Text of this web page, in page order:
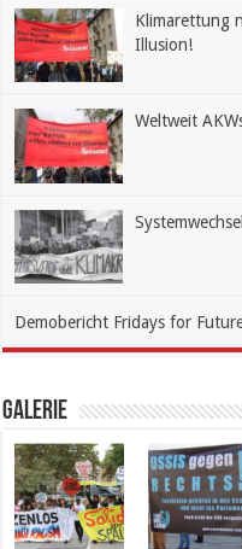
Klimarettung
Illusion!
Weltweit
Demobericht Fridays for
Galerie